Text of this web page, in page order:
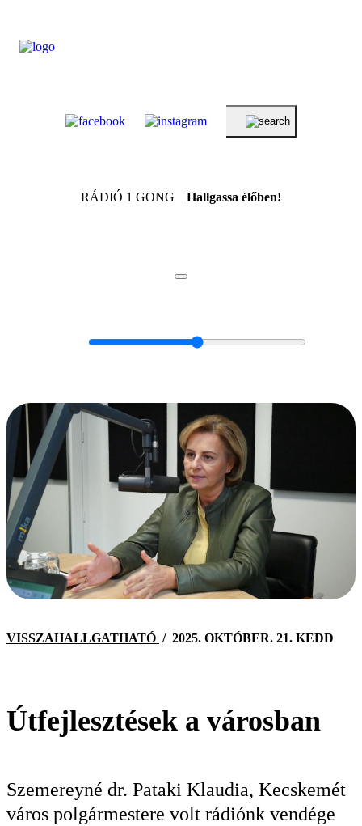
RÁDIÓ 1 GONG Hallgassa élőben!
VISSZAHALLGATHATÓ / 2025. OKTÓBER. 21. KEDD
Útfejlesztések a városban
Szemereyné dr. Pataki Klaudia, Kecskemét
város polgármestere volt rádiónk vendége